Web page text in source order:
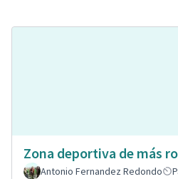
Zona deportiva de más
Antonio Fernandez Redondo